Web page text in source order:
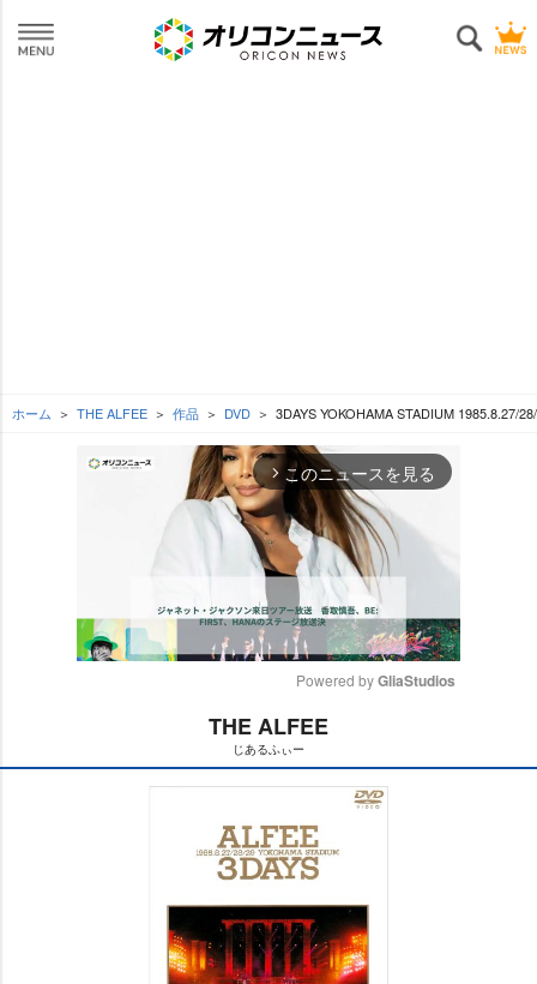
ホーム THE ALFEE 作品 DVD 3DAYS YOKOHAMA STADIUM 1985.8.27/
arrow_forward_ios このニュースを見る
t
e
Powered by GliaStudios
THE ALFEE
じあるふぃー